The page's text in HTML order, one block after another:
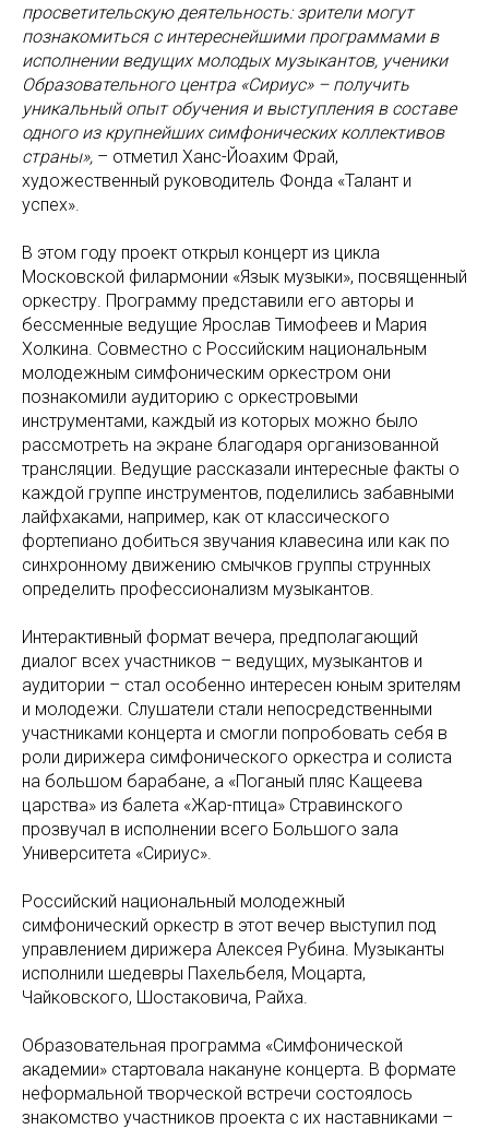
просветительскую деятельность: зрители могут
познакомиться с интереснейшими программами в
исполнении ведущих молодых музыкантов, ученики
Образовательного центра «Сириус» – получить
уникальный опыт обучения и выступления в составе
одного из крупнейших симфонических коллективов
страны», – отметил Ханс-Йоахим Фрай,
художественный руководитель Фонда «Талант и
успех».
В этом году проект открыл концерт из цикла
Московской филармонии «Язык музыки», посвященный
оркестру. Программу представили его авторы и
бессменные ведущие Ярослав Тимофеев и Мария
Холкина. Совместно с Российским национальным
молодежным симфоническим оркестром они
познакомили аудиторию с оркестровыми
инструментами, каждый из которых можно было
рассмотреть на экране благодаря организованной
трансляции. Ведущие рассказали интересные факты о
каждой группе инструментов, поделились забавными
лайфхаками, например, как от классического
фортепиано добиться звучания клавесина или как по
синхронному движению смычков группы струнных
определить профессионализм музыкантов.
Интерактивный формат вечера, предполагающий
диалог всех участников – ведущих, музыкантов и
аудитории – стал особенно интересен юным зрителям
и молодежи. Слушатели стали непосредственными
участниками концерта и смогли попробовать себя в
роли дирижера симфонического оркестра и солиста
на большом барабане, а «Поганый пляс Кащеева
царства» из балета «Жар-птица» Стравинского
прозвучал в исполнении всего Большого зала
Университета «Сириус».
Российский национальный молодежный
симфонический оркестр в этот вечер выступил под
управлением дирижера Алексея Рубина. Музыканты
исполнили шедевры Пахельбеля, Моцарта,
Чайковского, Шостаковича, Райха.
Образовательная программа «Симфонической
академии» стартовала накануне концерта. В формате
неформальной творческой встречи состоялось
знакомство участников проекта с их наставниками –